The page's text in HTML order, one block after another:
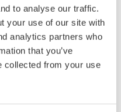
to analyse our traffic.
your use of our site with
analytics partners who
that you’ve
collected from your use
EJX110B